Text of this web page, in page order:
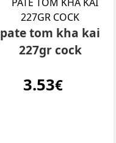
pate tom kha kai
227gr cock
3.53€